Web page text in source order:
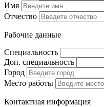
Имя
Отчество
Рабочие данные
Специальность
Доп. специальность
Город
Место работы
Контактная информация